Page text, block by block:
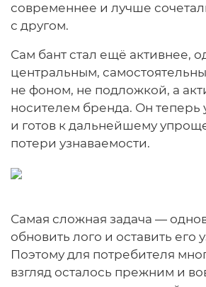
современнее и лучше
с другом.
Сам бант стал ещё активнее,
центральным,
не фоном, не подложкой, а
носителем бренда. Он теперь
и готов к дальнейшему
потери узнаваемости.
Самая сложная задача —
обновить лого и оставить его
Поэтому для потребителя
взгляд осталось прежним и